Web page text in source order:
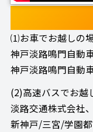
⑴お車でお越しの
神戸淡路鳴門自動
神戸淡路鳴門自動
(2)高速バスでお越
淡路交通株式会社
新神戸/三宮/学園